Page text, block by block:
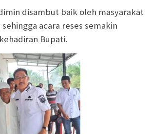
disambut baik oleh masyarakat
acara reses semakin
Bupati.